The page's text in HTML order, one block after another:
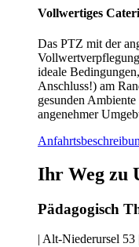
Vollwertiges
Das PTZ mit der
ideale
Anschluss!) am
gesunden
angenehmer
Ihr Weg zu
Pädagogisch
| Alt-Niederursel